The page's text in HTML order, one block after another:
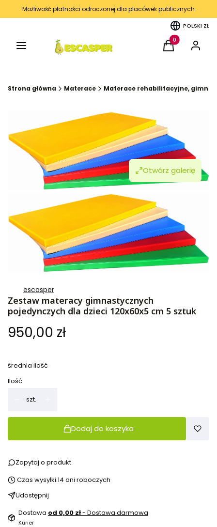
Możliwość płatności odroczonej dla placówek publicznych
POLSKI ZŁ
Menu Produkty w
Koszyk Zaloguj
Strona główna Materace Materace rehabilitacyjne,
Otwórz galerię
escasper
Zestaw materacy gimnastycznych
pojedynczych dla dzieci 120x60x5 cm 5 sztuk
Cena
950,00 zł
średnia ilość
Ilość
szt.
Dodaj do koszyka
Zapytaj o produkt
Czas wysyłki:14 dni roboczych
Udostępnij
Dostawa od 0,00 zł- Dostawa darmowa
Kurier